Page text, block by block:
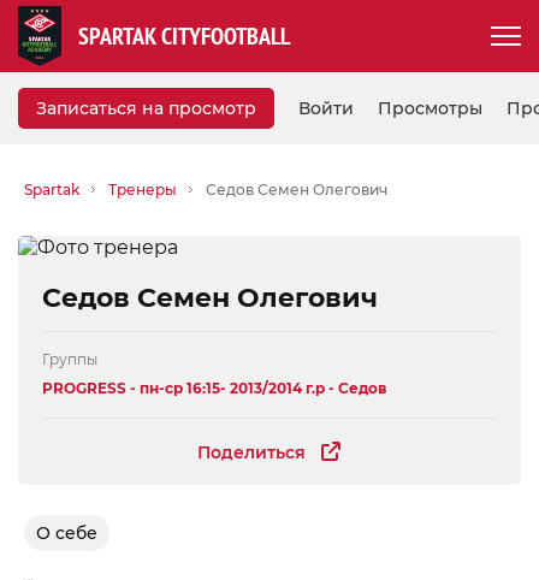
SPARTAK CITYFOOTBALL
Записаться на просмотр Просмотры
Войти
Spartak Тренеры Седов Семен Олегович
Седов Семен Олегович
Поделиться
Группы
PROGRESS - пн-ср 16:15- 2013/2014 г.р - Седов
О себе